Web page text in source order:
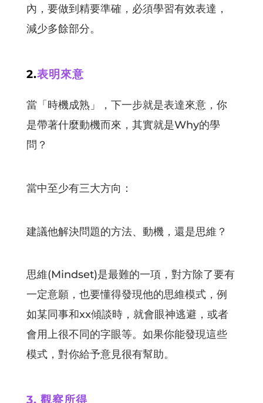
內，要做到精要準確，必須學習有效表達，
減少多餘部分。
2.表明來意
當「時機成熟」，下一步就是表達來意，你
是帶著什麼動機而來，其實就是Why的學
問？
當中至少有三大方向：
建議他解決問題的方法、動機，還是思維？
思維(Mindset)是最難的一項，對方除了要有
一定意願，也要懂得發現他的思維模式，例
如某同事和xx傾談時，就會眼神逃避，或者
會用上很不同的字眼等。如果你能發現這些
模式，對你給予意見很有幫助。
3. 觀察所得